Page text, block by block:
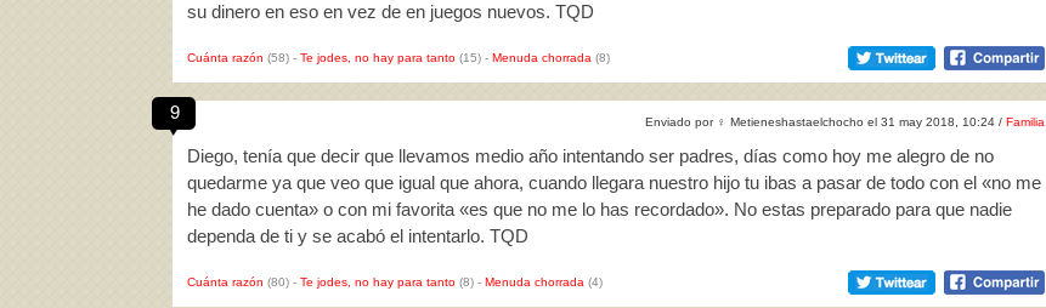
su dinero en eso en vez de en juegos nuevos. TQD
Cuánta razón (58) - Te jodes, no hay para tanto (15) - Menuda chorrada (8)
9 Enviado por ♀ Metieneshastaelchocho el 31 may 2018, 10:24 / Familia
Diego, tenía que decir que llevamos medio año intentando ser padres, días como hoy me alegro de no
quedarme ya que veo que igual que ahora, cuando llegara nuestro hijo tu ibas a pasar de todo con el «no me
he dado cuenta» o con mi favorita «es que no me lo has recordado». No estas preparado para que nadie
dependa de ti y se acabó el intentarlo. TQD
Cuánta razón (80) - Te jodes, no hay para tanto (8) - Menuda chorrada (4)